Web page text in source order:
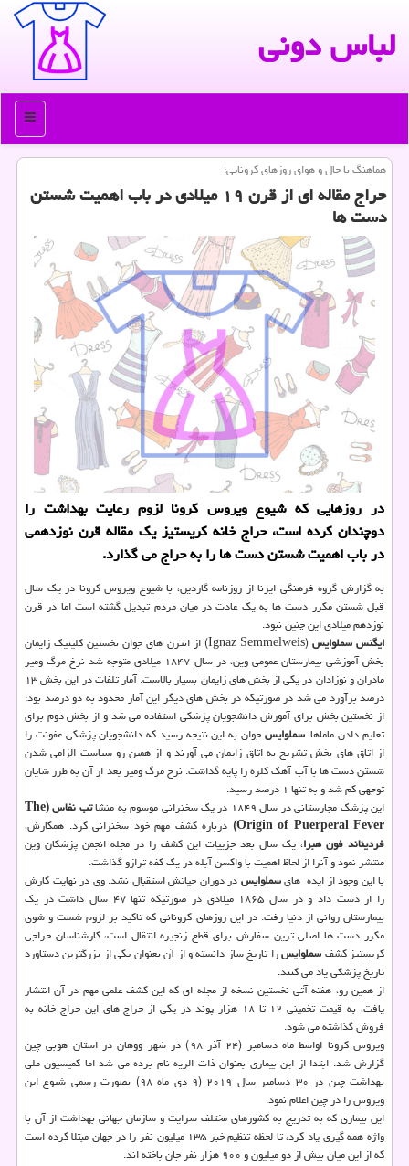
لباس دونی
منو
هماهنگ با حال و هوای روزهای كرونایی؛
حراج مقاله ای از قرن ۱۹ میلادی در باب اهمیت شستن
دست ها
در روزهایی که شیوع ویروس کرونا لزوم رعایت بهداشت را
دوچندان کرده است، حراج خانه کریستیز یک مقاله قرن نوزدهمی
در باب اهمیت شستن دست ها را به حراج می گذارد.
به گزارش گروه فرهنگی ایرنا از روزنامه گاردین، با شیوع ویروس کرونا در یک سال
قبل شستن مکرر دست ها به یک عادت در میان مردم تبدیل گشته است اما در قرن
نوزدهم میلادی این چنین نبود.
ایگنس سملوایس
(Ignaz Semmelweis) از انترن های جوان نخستین کلینیک زایمان
بخش آموزشی بیمارستان عمومی وین، در سال ۱۸۴۷ میلادی متوجه شد نرخ مرگ ومیر
مادران و نوزادان در یکی از بخش های زایمان بسیار بالاست. آمار تلفات در این بخش ۱۳
درصد برآورد می شد در صورتیکه در بخش های دیگر این آمار محدود به دو درصد بود؛
از نخستین بخش برای آمورش دانشجویان پزشکی استفاده می شد و از بخش دوم برای
تعلیم دادن ماماها.سملوایسجوان به این نتیجه رسید که دانشجویان پزشکی عفونت را
از اتاق های بخش تشریح به اتاق زایمان می آورند و از همین رو سیاست الزامی شدن
شستن دست ها با آب آهک کلره را پایه گذاشت. نرخ مرگ ومیر بعد از آن به طرز شایان
توجهی کم شد و به تنها ۱ درصد رسید.
این پزشک مجارستانی در سال ۱۸۴۹ در یک سخنرانی موسوم به منشا
تب نفاس (The
Origin of Puerperal Fever) درباره کشف مهم خود سخنرانی کرد. همکارش،
فردیناند فون هبرا، یک سال بعد جزییات این کشف را در مجله انجمن پزشکان وین
منتشر نمود و آنرا از لحاظ اهمیت با واکسن آبله در یک کفه ترازو گذاشت.
با این وجود از ایده ‍ هایسملوایسدر دوران حیاتش استقبال نشد. وی در نهایت کارش
را از دست داد و در سال ۱۸۶۵ میلادی در صورتیکه تنها ۴۷ سال داشت در یک
بیمارستان روانی از دنیا رفت. در این روزهای کرونائی که تاکید بر لزوم شست و شوی
مکرر دست ها اصلی ترین سفارش برای قطع زنجیره انتقال است، کارشناسان حراجی
کریستیز کشفسملوایسرا تاریخ ساز دانسته و از آن بعنوان یکی از بزرگترین دستاورد
تاریخ پزشکی یاد می کنند.
از همین رو، هفته آتی نخستین نسخه از مجله ای که این کشف علمی مهم در آن انتشار
یافت، به قیمت تخمینی ۱۲ تا ۱۸ هزار پوند در یکی از حراج های این حراج خانه به
فروش گذاشته می شود.
ویروس کرونا اواسط ماه دسامبر (۲۴ آذر ۹۸) در شهر ووهان در استان هوبی چین
گزارش شد. ابتدا از این بیماری بعنوان ذات الریه نام برده می شد اما کمیسیون ملی
بهداشت چین در ۳۰ دسامبر سال ۲۰۱۹ (۹ دی ماه ۹۸) بصورت رسمی شیوع این
ویروس را در چین اعلام نمود.
این بیماری که به تدریج به کشورهای مختلف سرایت و سازمان جهانی بهداشت از آن با
واژه همه گیری یاد کرد، تا لحظه تنظیم خبر ۱۳۵ میلیون نفر را در جهان مبتلا کرده است
که از این میان بیش از دو میلیون و ۹۰۰ هزار نفر جان باخته اند.